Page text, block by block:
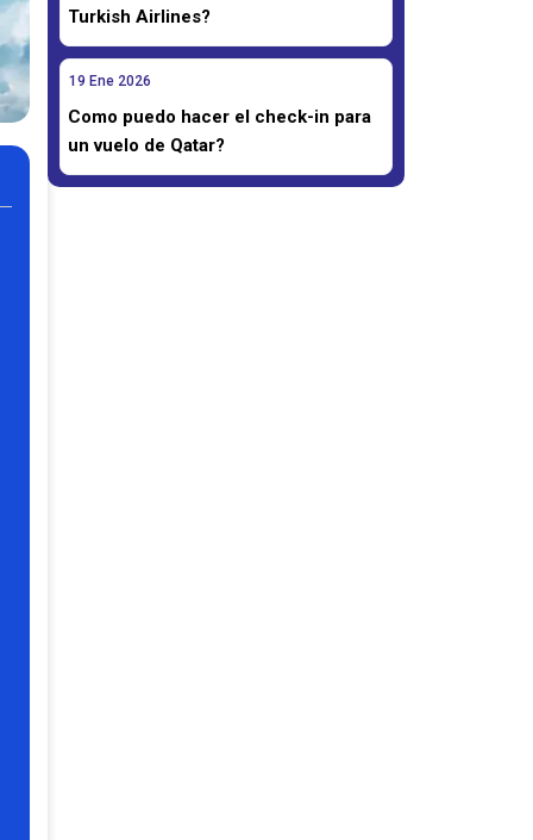
Turkish Airlines?
19 Ene 2026
Como puedo hacer el check-in para
un vuelo de Qatar?